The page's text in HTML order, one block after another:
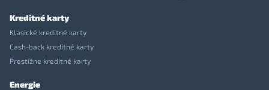
Kreditné karty
Klasické kreditné karty
Cash-back kreditné karty
Prestížne kreditné karty
Energie